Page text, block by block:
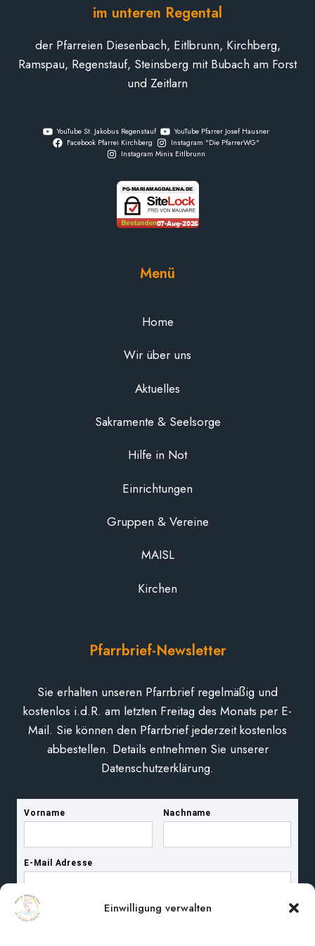
Einwilligung verwalten
im unteren Regental
der Pfarreien Diesenbach, Eitlbrunn, Kirchberg,
Ramspau, Regenstauf, Steinsberg mit Bubach am Forst
und Zeitlarn
YouTube St. Jakobus Regenstauf
YouTube Pfarrer Josef Hausner
Facebook Pfarrei Kirchberg
Instagram "Die PfarrerWG"
Instagram Minis Eitlbrunn
Menü
Home
Wir über uns
Aktuelles
Sakramente & Seelsorge
Hilfe in Not
Einrichtungen
Gruppen & Vereine
MAISL
Kirchen
Pfarrbrief-Newsletter
Sie erhalten unseren Pfarrbrief regelmäßig und
kostenlos i.d.R. am letzten Freitag des Monats per E-
Mail. Sie können den Pfarrbrief jederzeit kostenlos
abbestellen. Details entnehmen Sie unserer
Datenschutzerklärung.